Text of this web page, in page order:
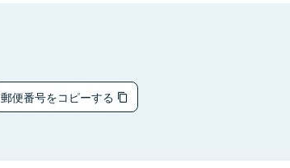
郵便番号をコピーする